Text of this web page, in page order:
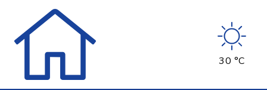
30 °C